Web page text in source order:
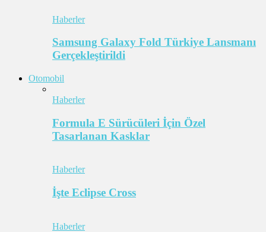
Haberler
Samsung Galaxy Fold Türkiye Lansmanı
Gerçekleştirildi
Otomobil
Haberler
Formula E Sürücüleri İçin Özel
Tasarlanan Kasklar
Haberler
İşte Eclipse Cross
Haberler